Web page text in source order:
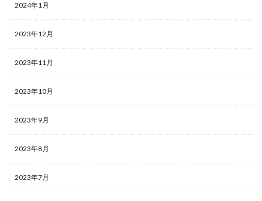
2024年1月
2023年12月
2023年11月
2023年10月
2023年9月
2023年8月
2023年7月